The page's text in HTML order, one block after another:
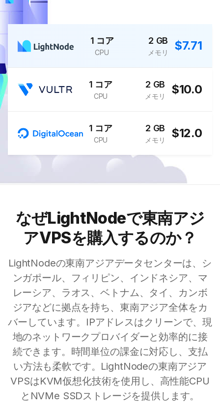
1 コア
CPU
2 GB
メモリ $7.71
1 コア
CPU
2 GB
メモリ $10.0
1 コア
CPU
2 GB
メモリ $12.0
なぜLightNodeで東南アジ
アVPSを購入するのか？
LightNodeの東南アジアデータセンターは、シ
ンガポール、フィリピン、インドネシア、マ
レーシア、ラオス、ベトナム、タイ、カンボ
ジアなどに拠点を持ち、東南アジア全体をカ
バーしています。IPアドレスはクリーンで、現
地のネットワークプロバイダーと効率的に接
続できます。時間単位の課金に対応し、支払
い方法も柔軟です。LightNodeの東南アジア
VPSはKVM仮想化技術を使用し、高性能CPU
とNVMe SSDストレージを提供します。